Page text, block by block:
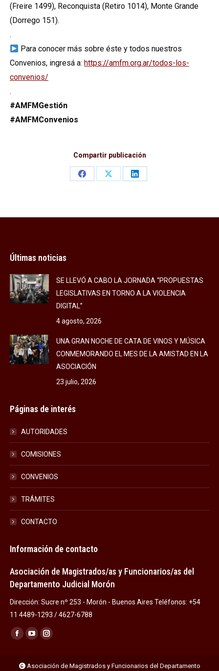
(Freire 1499), Reconquista (Retiro 1014), Monte Grande
(Dorrego 151).
.
Para conocer más sobre éste y todos nuestros
Convenios, ingresá a: https://amfm.org.ar/todos-los-
convenios/
.
#AMFMGestión
#AMFMConvenios
Compartir publicación
Share
Share
Share
Últimas noticias
SE LLEVÓ A CABO LA JORNADA “PROPUESTAS
LEGISLATIVAS EN TORNO A LA VIOLENCIA
DIGITAL”
4 agosto, 2026
UNA GRAN NOCHE DE CATA DE VINOS Y MÚSICA
CONMEMORANDO EL MES DE LA AMISTAD EN LA
ASOCIACIÓN
23 julio, 2026
Páginas de interés
AUTORIDADES
COMISIONES
CONVENIOS
TRÁMITES
CONTACTO
Información de contacto
Asociación de Magistrados/as y Funcionarios/as del
Departamento Judicial Morón
Dirección: Sucre nº 253 - Morón - Buenos Aires Teléfonos: +54
11 4489-1293 / 4627-6788
Encuéntranos en:
Facebook
opens
YouTube
opens
Instagram
opens
Asociación de Magistrados y Funcionarios del Departamento